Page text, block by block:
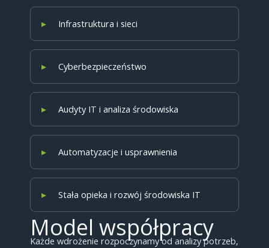
Infrastruktura i sieci
Cyberbezpieczeństwo
Audyty IT i analiza środowiska
Automatyzacje i usprawnienia
Stała opieka i rozwój środowiska IT
Model współpracy
Każde wdrożenie rozpoczynamy od analizy potrzeb,